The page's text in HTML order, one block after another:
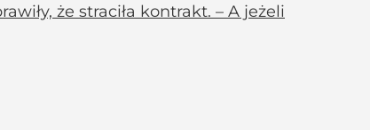
że straciła kontrakt. – A jeżeli